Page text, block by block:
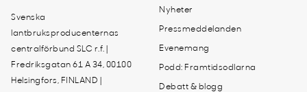
Svenska
lantbruksproducenternas
centralförbund SLC r.f. |
Fredriksgatan 61 A 34, 00100
Helsingfors, FINLAND |
Nyheter
Pressmeddelanden
Evenemang
Podd: Framtidsodlarna
Debatt & blogg